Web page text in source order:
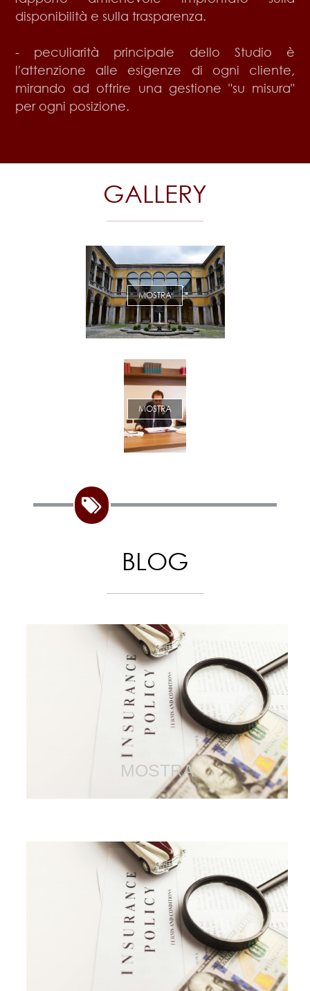
disponibilità e sulla trasparenza.
- peculiarità principale dello Studio è
l′attenzione alle esigenze di ogni cliente,
mirando ad offrire una gestione "su misura"
per ogni posizione.
GALLERY
MOSTRA
MOSTRA
BLOG
L′Arbitro Assicurativo: il
nuovo strumento di
tutela stragiudiziale in
ambito assicurativo
MOSTRA
Diritto all′oblio
oncologico e accesso
ai servizi assicurativi: le
novità del
Provvedimento IVASS n.
169/2026